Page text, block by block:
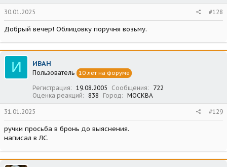
30.01.2025 #128
Добрый вечер! Облицовку поручня возьму.
И ИВАН
Пользователь 10 лет на форуме
Регистрация 19.08.2005 Сообщения
722
Оценка реакций
838 Город МОСКВА
31.01.2025 #129
ручки просьба в бронь до выяснения.
написал в ЛС.